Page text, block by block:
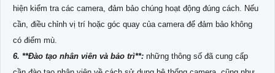
hiện kiểm tra các camera, đảm bảo chúng hoạt động đúng cách. Nếu
cần, điều chỉnh vị trí hoặc góc quay của camera để đảm bảo không
có điểm mù.
6. **Đào tạo nhân viên và bảo trì**: những thông số đã cung cấp